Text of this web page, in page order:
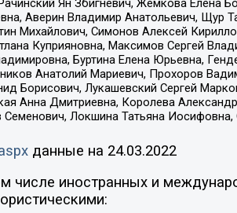
Ян Збигневич, Жемкова
Аверин Владимир Анатольевич,
Михайлович, Симонов Алексей
Куприяновна, Максимов Сергей
Буртина Елена Юрьевна,
Анатолий Мариевич, Прохоров
Борисович, Лукашевский Сергей
Анна Дмитриевна, Королева
Локшина Татьяна
данные на 24.03.2022
иностранных и